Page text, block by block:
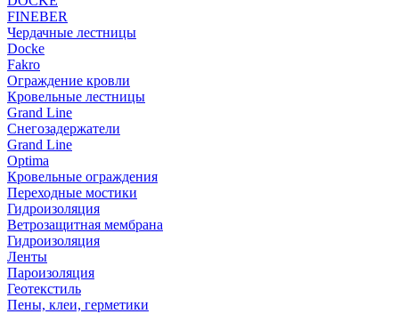
FINEBER
Чердачные лестницы
Docke
Fakro
Ограждение кровли
Кровельные лестницы
Grand Line
Снегозадержатели
Grand Line
Optima
Кровельные ограждения
Переходные мостики
Гидроизоляция
Ветрозащитная мембрана
Гидроизоляция
Ленты
Пароизоляция
Геотекстиль
Пены, клеи, герметики